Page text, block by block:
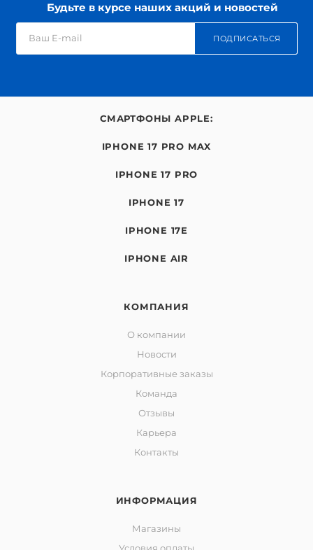
Будьте в курсе наших акций и новостей
ПОДПИСАТЬСЯ
СМАРТФОНЫ APPLE:
IPHONE 17 PRO MAX
IPHONE 17 PRO
IPHONE 17
IPHONE 17E
IPHONE AIR
КОМПАНИЯ
О компании
Новости
Корпоративные заказы
Команда
Отзывы
Карьера
Контакты
ИНФОРМАЦИЯ
Магазины